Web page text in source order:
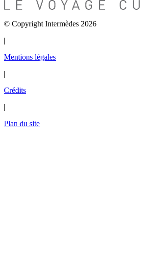
© Copyright Intermèdes 2026
|
Mentions légales
|
Crédits
|
Plan du site